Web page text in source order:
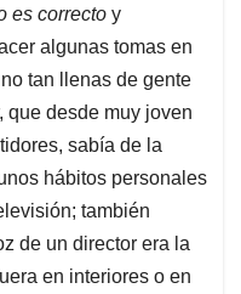
es correcto y
algunas tomas en
tan llenas de gente
que desde muy joven
sabía de la
hábitos personales
también
de un director era la
en interiores o en